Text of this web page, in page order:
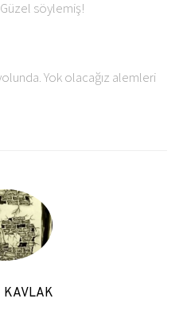
söylemiş!
Yok olacağız alemleri
KAVLAK